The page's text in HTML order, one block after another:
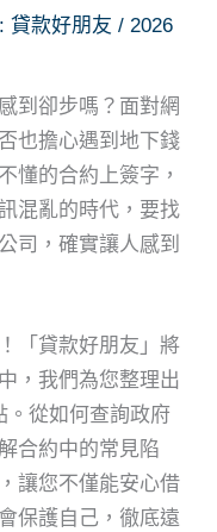
:貸款好朋友/2026
到卻步嗎？面對網
也擔心遇到地下錢
懂的合約上簽字，
混亂的時代，要找
公司，確實讓人感到
「貸款好朋友」將
，我們為您整理出
。從如何查詢政府
合約中的常見陷
讓您不僅能安心借
保護自己，徹底遠